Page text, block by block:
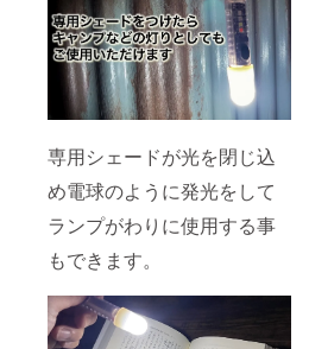
専用シェードが光を閉じ込
め電球のように発光をして
ランプがわりに使用する事
もできます。